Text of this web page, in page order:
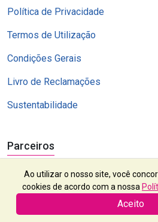
Política de Privacidade
Termos de Utilização
Condições Gerais
Livro de Reclamações
Sustentabilidade
Parceiros
Ao utilizar o nosso site, você
cookies de acordo com a nossa
Aceito